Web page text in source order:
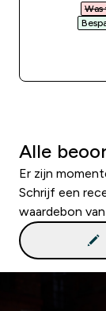
Alle
Er zijn
Schrijf een
waardebon